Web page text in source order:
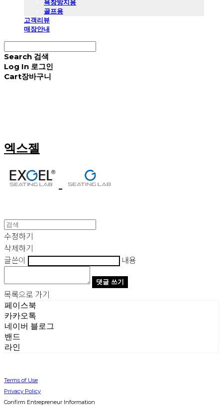
욕창방지용
골프용
고객리뷰
매장안내
Search 검색
Log In 로그인
Cart장바구니
엑스젤
수정하기
삭제하기
글쓴이
내용
댓글 쓰기
목록으로 가기
페이스북
카카오톡
네이버 블로그
밴드
라인
Terms of Use
Privacy Policy
Confirm Entrepreneur Information